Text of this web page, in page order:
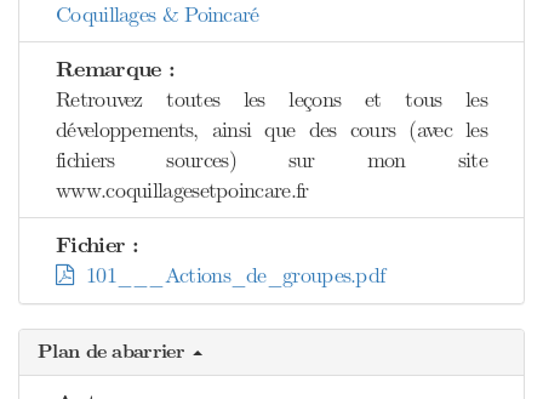
Coquillages & Poincaré
Remarque :
Retrouvez toutes les leçons et tous les
développements, ainsi que des cours (avec les
fichiers sources) sur mon site
www.coquillagesetpoincare.fr
Fichier :
101___Actions_de_groupes.pdf
Plan de abarrier